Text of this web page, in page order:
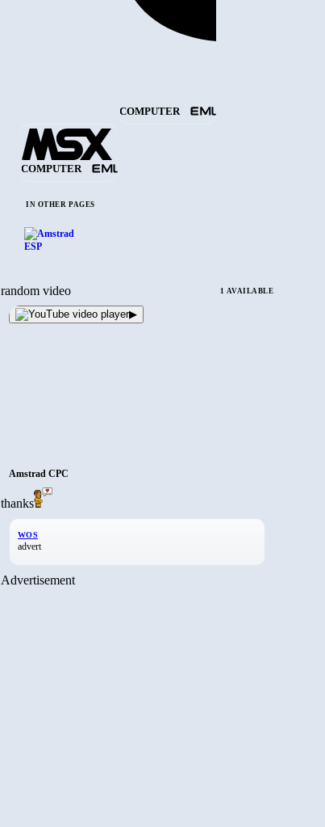
COMPUTER
COMPUTER
IN OTHER PAGES
random video 1 AVAILABLE
▶
Amstrad CPC
thanks
WOS
advert
Advertisement